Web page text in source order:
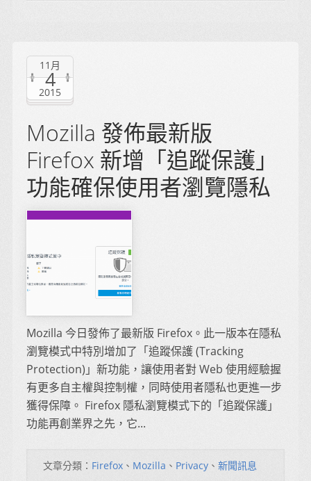
11月
4
2015
Mozilla 發佈最新版
Firefox 新增「追蹤保護」
功能確保使用者瀏覽隱私
Mozilla 今日發佈了最新版 Firefox。此一版本在隱私
瀏覽模式中特別增加了「追蹤保護 (Tracking
Protection)」新功能，讓使用者對 Web 使用經驗握
有更多自主權與控制權，同時使用者隱私也更進一步
獲得保障。 Firefox 隱私瀏覽模式下的「追蹤保護」
功能再創業界之先，它...
文章分類： Firefox 、 Mozilla 、 Privacy 、 新聞訊息